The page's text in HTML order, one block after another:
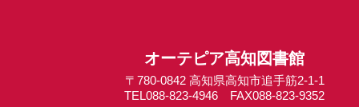
オーテピア高知図書館
〒780-0842 高知県高知市追手筋2-1-1
TEL088-823-4946 FAX088-823-9352